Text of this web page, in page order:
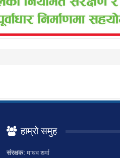
हाम्रो समुह
संरक्षक: माधव शर्मा